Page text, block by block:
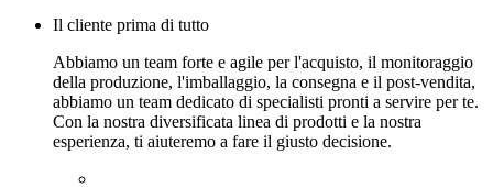
Il cliente prima di tutto
Abbiamo un team forte e agile per l'acquisto, il monitoraggio
della produzione, l'imballaggio, la consegna e il post-vendita,
abbiamo un team dedicato di specialisti pronti a servire per te.
Con la nostra diversificata linea di prodotti e la nostra
esperienza, ti aiuteremo a fare il giusto decisione.